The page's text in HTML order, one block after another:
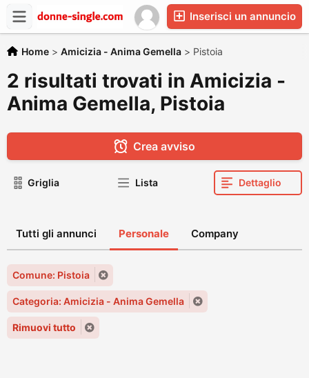
Inserisci un annuncio
Home > Amicizia - Anima Gemella > Pistoia
2 risultati trovati in Amicizia -
Anima Gemella, Pistoia
Crea avviso
Griglia Lista Dettaglio
Tutti gli annunci Personale Company
Comune: Pistoia
Categoria: Amicizia - Anima Gemella
Rimuovi tutto